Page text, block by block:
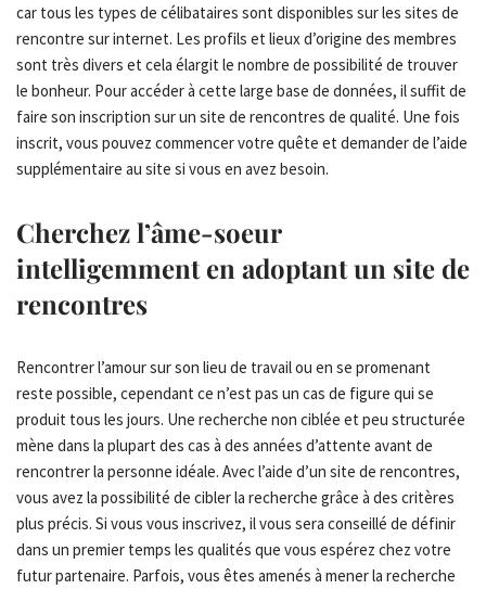
car tous les types de célibataires sont disponibles sur les sites de
rencontre sur internet. Les profils et lieux d’origine des membres
sont très divers et cela élargit le nombre de possibilité de trouver
le bonheur. Pour accéder à cette large base de données, il suffit de
faire son inscription sur un site de rencontres de qualité. Une fois
inscrit, vous pouvez commencer votre quête et demander de l’aide
supplémentaire au site si vous en avez besoin.
Cherchez l’âme-soeur
intelligemment en adoptant un site de
rencontres
Rencontrer l’amour sur son lieu de travail ou en se promenant
reste possible, cependant ce n’est pas un cas de figure qui se
produit tous les jours. Une recherche non ciblée et peu structurée
mène dans la plupart des cas à des années d’attente avant de
rencontrer la personne idéale. Avec l’aide d’un site de rencontres,
vous avez la possibilité de cibler la recherche grâce à des critères
plus précis. Si vous vous inscrivez, il vous sera conseillé de définir
dans un premier temps les qualités que vous espérez chez votre
futur partenaire. Parfois, vous êtes amenés à mener la recherche